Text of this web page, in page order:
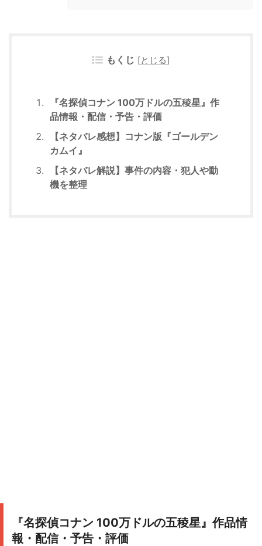
もくじ [とじる]
『名探偵コナン 100万ドルの五稜星』作
品情報・配信・予告・評価
【ネタバレ感想】コナン版『ゴールデン
カムイ』
【ネタバレ解説】事件の内容・犯人や動
機を整理
『名探偵コナン 100万ドルの五稜星』作品情
報・配信・予告・評価